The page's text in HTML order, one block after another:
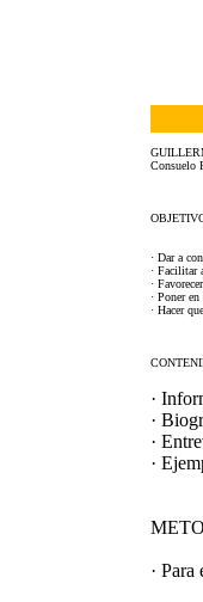
Consuelo
· Dar a
· Facilitar
·
· Poner
· Hacer
·
·
·
·
·